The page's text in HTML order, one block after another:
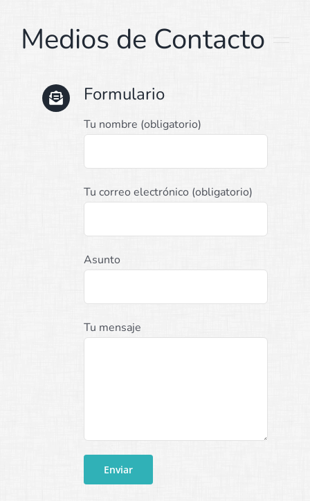
Medios de Contacto
Formulario
Tu nombre (obligatorio)
Tu correo electrónico (obligatorio)
Asunto
Tu mensaje